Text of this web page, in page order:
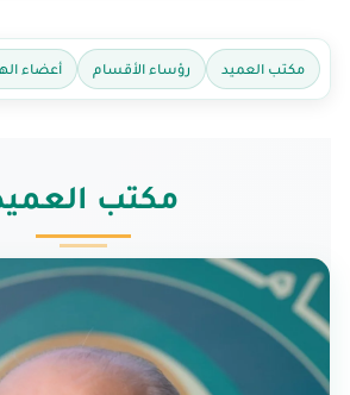
مكتب العميد رؤساء الأقسام أعضاء
مكتب